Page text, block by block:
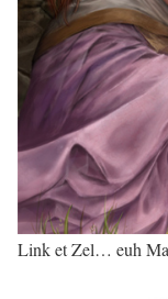
Link et Zel… euh